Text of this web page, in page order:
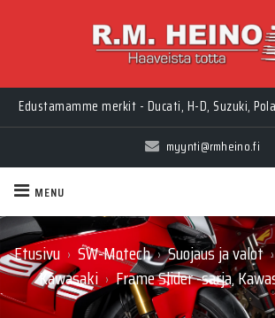
Edustamamme merkit - Ducati, H-D, Suzuki,
myynti@rmheino.fi
MENU
Etusivu › SW-Motech › Suojaus ja valot ›
Kawasaki › Frame Slider -sarja,